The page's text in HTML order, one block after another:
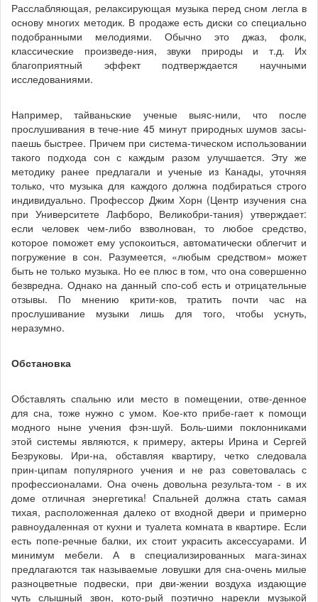
Расслабляющая, релаксирующая музыка перед сном легла в
основу многих методик. В продаже есть диски со специально
подобранными мелодиями. Обычно это джаз, фолк,
классические произведе-ния, звуки природы и т.д. Их
благоприятный эффект подтверждается научными
исследованиями.
Например, тайваньские ученые выяс-нили, что после
прослушивания в тече-ние 45 минут природных шумов засы-
паешь быстрее. Причем при система-тическом использовании
такого подхода сон с каждым разом улучшается. Эту же
методику ранее предлагали и ученые из Канады, уточняя
только, что музыка для каждого должна подбираться строго
индивидуально. Профессор Джим Хорн (Центр изучения сна
при Университете Лафборо, Великобри-тания) утверждает:
если человек чем-либо взволнован, то любое средство,
которое поможет ему успокоиться, автоматически облегчит и
погружение в сон. Разумеется, «любым средством» может
быть не только музыка. Но ее плюс в том, что она совершенно
безвредна. Однако на данный спо-соб есть и отрицательные
отзывы. По мнению крити-ков, тратить почти час на
прослушивание музыки лишь для того, чтобы уснуть,
неразумно.
Обстановка
Обставлять спальню или место в помещении, отве-денное
для сна, тоже нужно с умом. Кое-кто прибе-гает к помощи
модного ныне учения фэн-шуй. Боль-шими поклонниками
этой системы являются, к примеру, актеры Ирина и Сергей
Безруковы. Ири-на, обставляя квартиру, четко следовала
прин-ципам популярного учения и не раз советовалась с
профессионалами. Она очень довольна результа-том - в их
доме отличная энергетика! Спальней должна стать самая
тихая, расположенная далеко от входной двери и примерно
равноудаленная от кухни и туалета комната в квартире. Если
есть попе-речные балки, их стоит украсить аксессуарами. И
минимум мебели. А в специализированных мага-зинах
предлагаются так называемые ловушки для сна-очень милые
разноцветные подвески, при дви-жении воздуха издающие
чуть слышный звон, кото-рый поэтично нарекли музыкой